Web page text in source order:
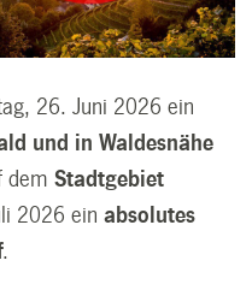
26. Juni 2026 ein
und in Waldesnähe
demStadtgebiet
2026 einabsolutes
.